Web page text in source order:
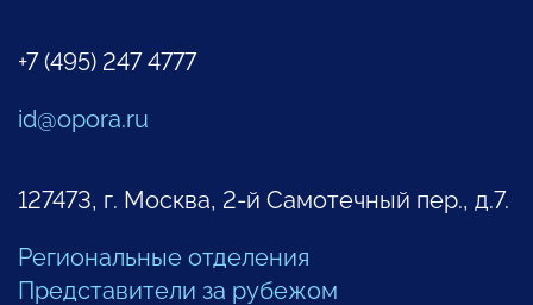
+7 (495) 247 4777
id@opora.ru
127473, г. Москва, 2-й Самотечный пер., д.7.
Региональные отделения
Представители за рубежом